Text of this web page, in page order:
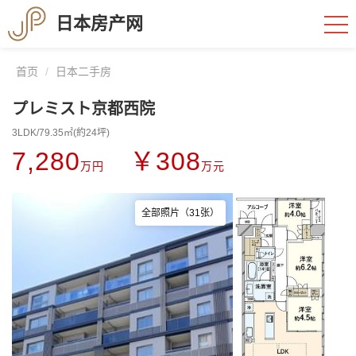
日本房产网
首页 日本二手房
プレミスト京都西院
3LDK/79.35㎡(約24坪)
7,280万円 ￥308万元
全部照片（31张）